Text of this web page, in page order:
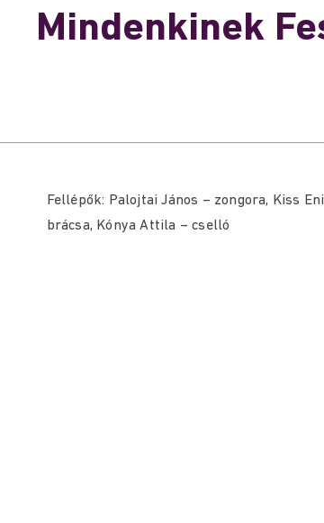
Mindenkinek
Fellépők: Palojtai János – zongora, Kiss
brácsa, Kónya Attila – cselló